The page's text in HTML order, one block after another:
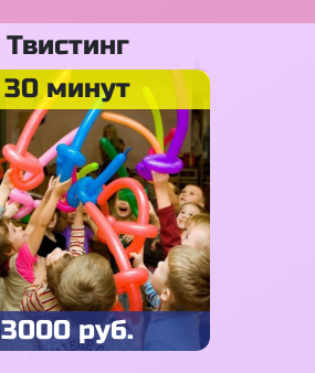
Твистинг
30 минут
3000 руб.